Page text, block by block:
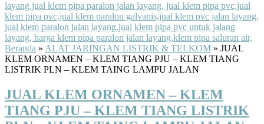
Beranda » ALAT JARINGAN LISTRIK & TELKOM » JUAL
KLEM ORNAMEN – KLEM TIANG PJU – KLEM TIANG
LISTRIK PLN – KLEM TAING LAMPU JALAN
JUAL KLEM ORNAMEN – KLEM
TIANG PJU – KLEM TIANG LISTRIK